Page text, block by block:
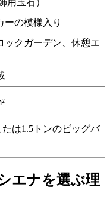
用玉石）
ーの模様入り
ックガーデン、休憩エ
は1.5トンのビッグバ
エナを選ぶ理